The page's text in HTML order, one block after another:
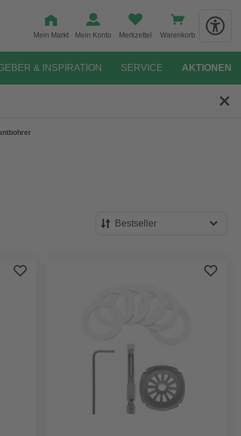
Mein Markt Mein Konto Merkzettel Warenkorb
& INSPIRATION SERVICE AKTIONEN
Bestseller